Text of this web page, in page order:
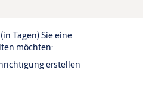
Tagen) Sie eine
möchten:
erstellen